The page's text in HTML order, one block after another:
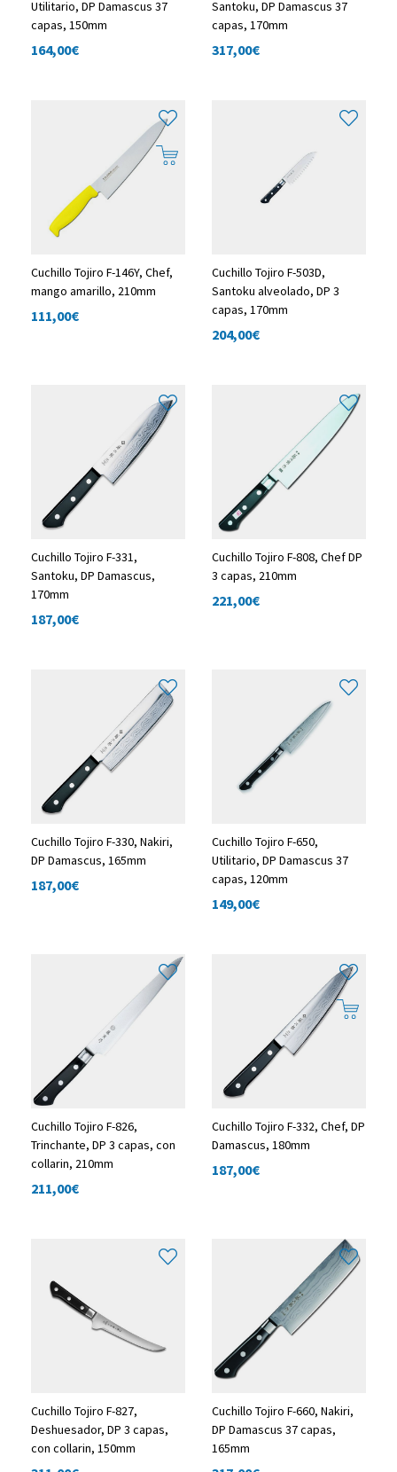
Utilitario, DP Damascus 37
capas, 150mm
164,00€
Santoku, DP Damascus 37
capas, 170mm
317,00€
Cuchillo Tojiro F-146Y, Chef,
mango amarillo, 210mm
111,00€
Cuchillo Tojiro F-503D,
Santoku alveolado, DP 3
capas, 170mm
204,00€
Cuchillo Tojiro F-331,
Santoku, DP Damascus,
170mm
187,00€
Cuchillo Tojiro F-808, Chef DP
3 capas, 210mm
221,00€
Cuchillo Tojiro F-330, Nakiri,
DP Damascus, 165mm
187,00€
Cuchillo Tojiro F-650,
Utilitario, DP Damascus 37
capas, 120mm
149,00€
Cuchillo Tojiro F-826,
Trinchante, DP 3 capas, con
collarin, 210mm
211,00€
Cuchillo Tojiro F-332, Chef, DP
Damascus, 180mm
187,00€
Cuchillo Tojiro F-827,
Deshuesador, DP 3 capas,
con collarin, 150mm
Cuchillo Tojiro F-660, Nakiri,
DP Damascus 37 capas,
165mm